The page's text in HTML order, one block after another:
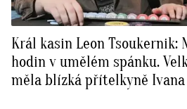
Král kasin Leon
hodin v umělém spánku.
měla blízká přítelkyně